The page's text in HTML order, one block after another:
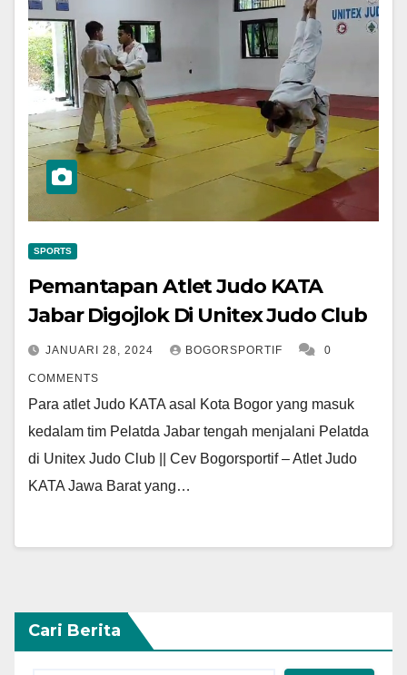
SPORTS
Pemantapan Atlet Judo KATA
Jabar Digojlok Di Unitex Judo Club
JANUARI 28, 2024 BOGORSPORTIF 0
COMMENTS
Para atlet Judo KATA asal Kota Bogor yang masuk
kedalam tim Pelatda Jabar tengah menjalani Pelatda
di Unitex Judo Club || Cev Bogorsportif – Atlet Judo
KATA Jawa Barat yang…
Cari Berita